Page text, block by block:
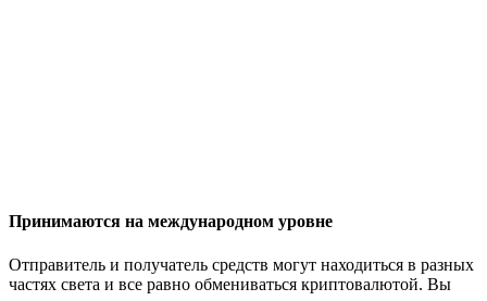
Принимаются на международном уровне
Отправитель и получатель средств могут находиться в разных
частях света и все равно обмениваться криптовалютой. Вы